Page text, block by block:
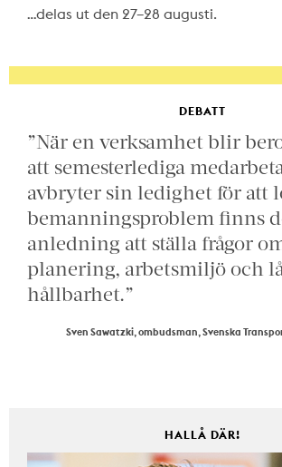
…delas ut den 27–28 augusti.
DEBATT
”När en verksamhet blir
att semesterlediga
avbryter sin ledighet för att
bemanningsproblem finns
anledning att ställa frågor
planering, arbetsmiljö och
hållbarhet.”
Sven Sawatzki, ombudsman, Svenska
HALLÅ DÄR!